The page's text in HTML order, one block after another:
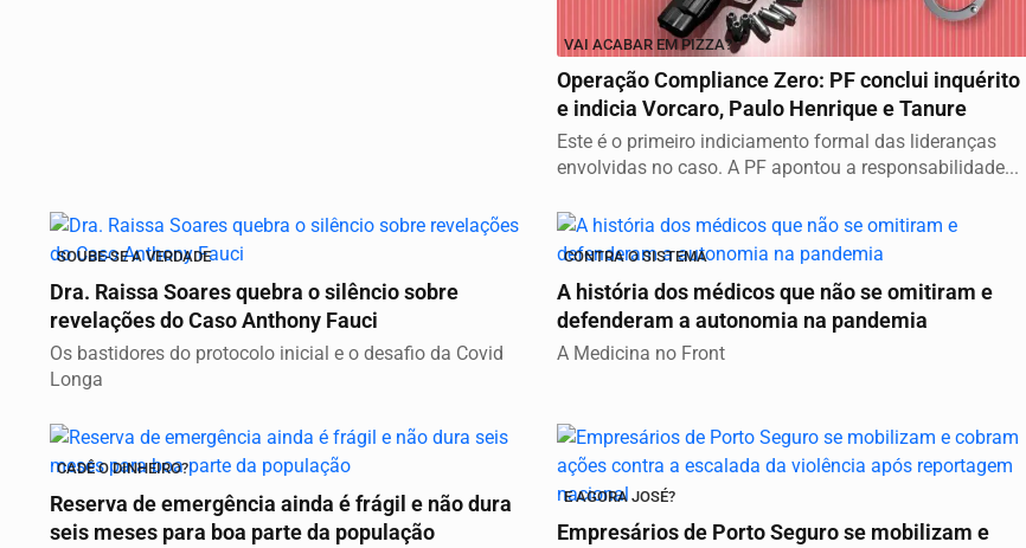
VAI ACABAR EM PIZZA?
Operação Compliance Zero: PF conclui inquérito
e indicia Vorcaro, Paulo Henrique e Tanure
Este é o primeiro indiciamento formal das lideranças
envolvidas no caso. A PF apontou a responsabilidade...
SOUBE-SE A VERDADE
Dra. Raissa Soares quebra o silêncio sobre
revelações do Caso Anthony Fauci
Os bastidores do protocolo inicial e o desafio da Covid
Longa
CONTRA O SISTEMA
A história dos médicos que não se omitiram e
defenderam a autonomia na pandemia
A Medicina no Front
CADÊ O DINHEIRO?
Reserva de emergência ainda é frágil e não dura
seis meses para boa parte da população
E AGORA JOSÉ?
Empresários de Porto Seguro se mobilizam e